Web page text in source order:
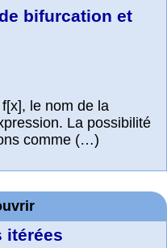
bifurcation et
le nom de la
La possibilité
comme (…)
itérées